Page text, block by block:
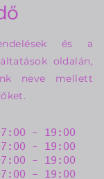
és a
oldalán,
neve mellett
- 19:00
- 19:00
- 19:00
- 19:00